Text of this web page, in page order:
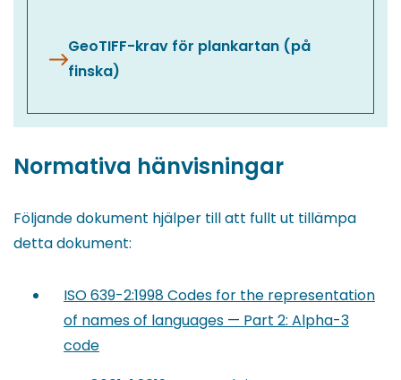
GeoTIFF-krav för plankartan (på
finska)
Normativa hänvisningar
Följande dokument hjälper till att fullt ut tillämpa
detta dokument:
ISO 639-2:1998 Codes for the representation
of names of languages — Part 2: Alpha-3
code